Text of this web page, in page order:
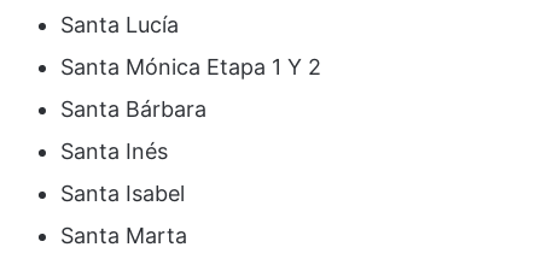
Santa Lucía
Santa Mónica Etapa 1 Y 2
Santa Bárbara
Santa Inés
Santa Isabel
Santa Marta